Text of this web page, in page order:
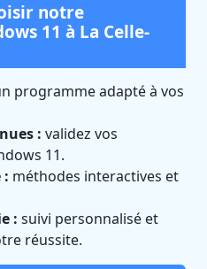
notre
11 à La Celle-
programme adapté à vos
: validez vos
11.
: méthodes interactives et
: suivi personnalisé et
réussite.